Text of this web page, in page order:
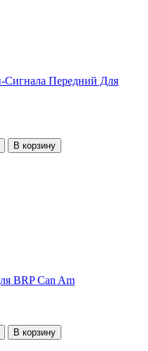
Сигнала Передний Для
В корзину
BRP Can Am
В корзину